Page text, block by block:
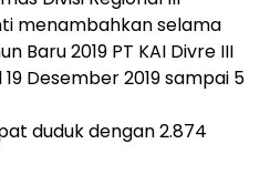
menambahkan selama
Baru 2019 PT KAI Divre III
Desember 2019 sampai 5
duduk dengan 2.874